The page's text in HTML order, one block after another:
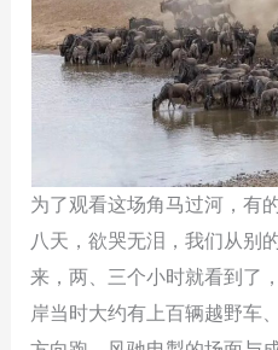
为了观看这场角马过河，有
八天，欲哭无泪，我们从别
来，两、三个小时就看到了
岸当时大约有上百辆越野车